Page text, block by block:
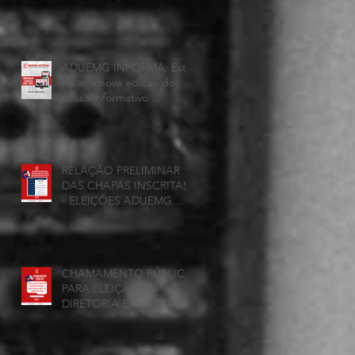
realizada hoje, 25 de
junho, será presencial nas
ADUEMG INFORMA: Esta
no ar a nova edição do
nosso informativo
RELAÇÃO PRELIMINAR
DAS CHAPAS INSCRITAS
- ELEIÇÕES ADUEMG
2026/2028
CHAMAMENTO PÚBLICO
PARA ELEIÇÃO DA
DIRETORIA EXECUTIVA
DAADUEMG – Seção
BIÊNIO 2026–2028